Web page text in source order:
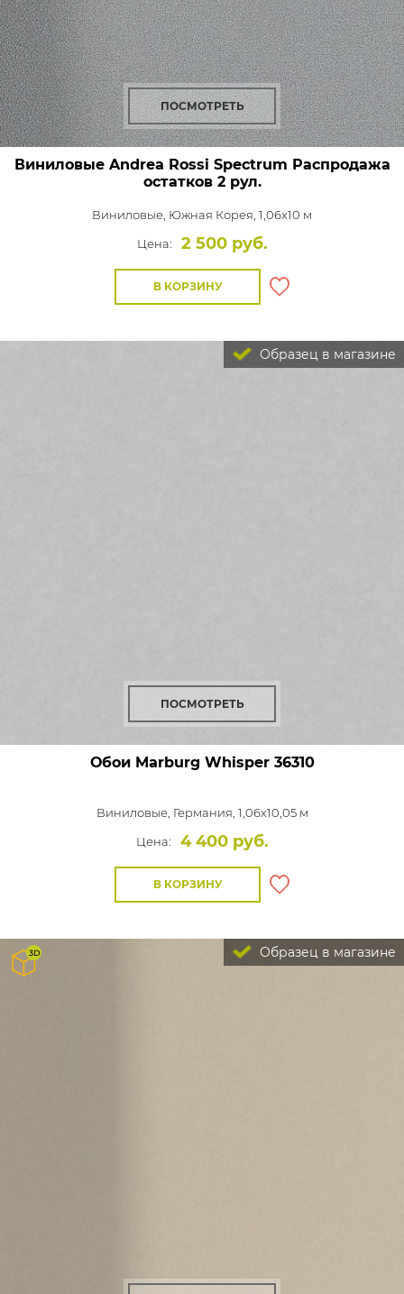
ПОСМОТРЕТЬ
Виниловые Andrea Rossi Spectrum Распродажа
остатков 2 рул.
Виниловые, Южная Корея, 1,06x10 м
Цена:
2 500 руб.
В КОРЗИНУ
Образец в магазине
ПОСМОТРЕТЬ
Обои Marburg Whisper36310
Виниловые, Германия, 1,06x10,05 м
Цена:
4 400 руб.
В КОРЗИНУ
Образец в магазине